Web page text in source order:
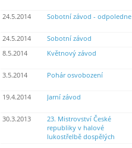
24.5.2014 Sobotní závod - odpoledne
24.5.2014 Sobotní závod
8.5.2014
Květnový závod
3.5.2014 Pohár osvobození
19.4.2014 Jarní závod
30.3.2013
23. Mistrovství České
republiky v halové
lukostřelbě dospělých